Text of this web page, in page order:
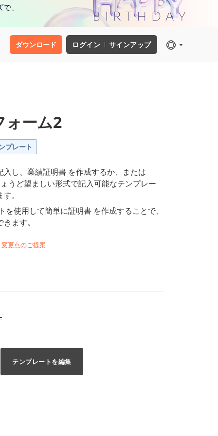
、
ダウンロード ログイン サインアップ
ォーム2
プレート
し、業績証明書 を作成するか、または
うど望ましい形式で記入可能なテンプレー
。
使用して簡単に証明書 を作成することで、
ます。
変更点のご提案
テンプレートを編集